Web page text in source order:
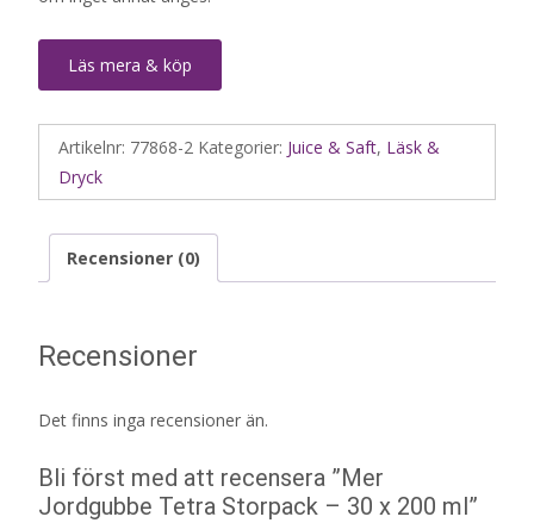
Läs mera & köp
Artikelnr: 77868-2 Kategorier: Juice & Saft, Läsk &
Dryck
Recensioner (0)
Recensioner
Det finns inga recensioner än.
Bli först med att recensera ”Mer
Jordgubbe Tetra Storpack – 30 x 200 ml”